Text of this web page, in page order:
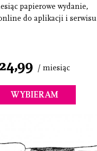
papierowe wydanie,
do aplikacji i serwisu
24,99 / miesiąc
WYBIERAM